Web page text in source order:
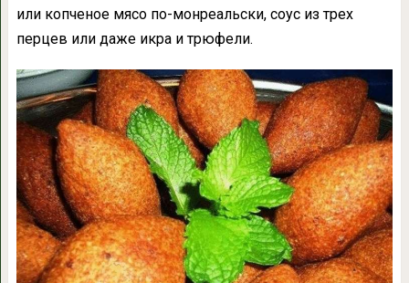
или копченое мясо по-монреальски, соус из трех
перцев или даже икра и трюфели.